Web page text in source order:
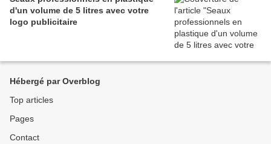
d'un volume de 5 litres avec votre
logo publicitaire
Hébergé par Overblog
Top articles
Pages
Contact